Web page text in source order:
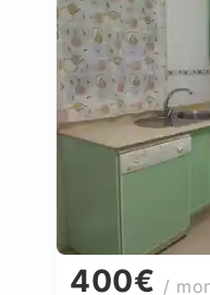
400€ /